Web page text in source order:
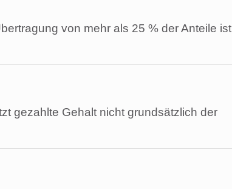
von mehr als 25 % der Anteile ist
gezahlte Gehalt nicht grundsätzlich der